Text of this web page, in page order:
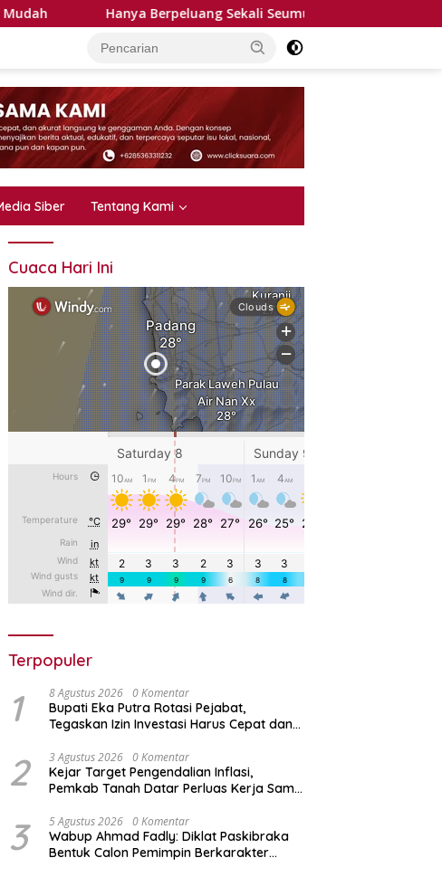
Hanya Berpeluang Sekali Seumur Hidup, 32 Penggalang Terbaik
Siber Tentang Kami
Cuaca Hari Ini
Terpopuler
1 8 Agustus 2026 0 Komentar
Bupati Eka Putra Rotasi Pejabat,
Tegaskan Izin Investasi Harus Cepat dan
2 3 Agustus 2026 0 Komentar
Kejar Target Pengendalian Inflasi,
Pemkab Tanah Datar Perluas Kerja Sama
3 5 Agustus 2026 0 Komentar
Wabup Ahmad Fadly: Diklat Paskibraka
Bentuk Calon Pemimpin Berkarakter